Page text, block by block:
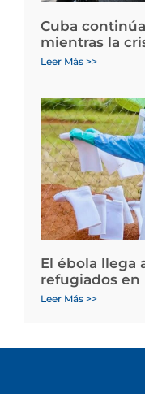
Cuba
mientras la
Leer Más >>
El ébola llega
refugiados en
Leer Más >>